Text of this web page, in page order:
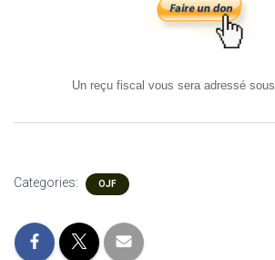
Un reçu fiscal vous sera adressé sous
Categories: OJF